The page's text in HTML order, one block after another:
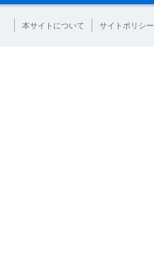
本サイトについて サイトポリシー